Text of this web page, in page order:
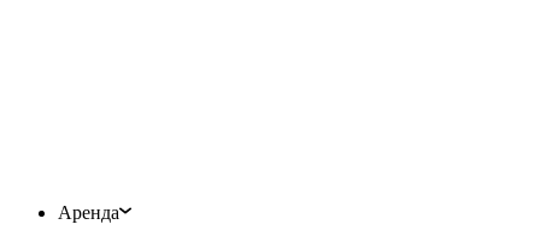
Аренда